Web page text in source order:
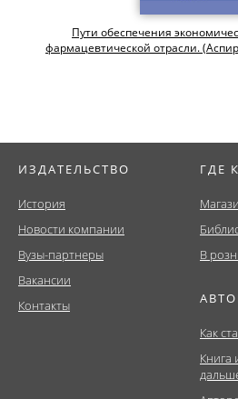
Пути обеспечения
фармацевтической отрасли.
ИЗДАТЕЛЬСТВО
История
Новости компании
Вузы-партнеры
Вакансии
Контакты
ГДЕ
В
Как
Книга